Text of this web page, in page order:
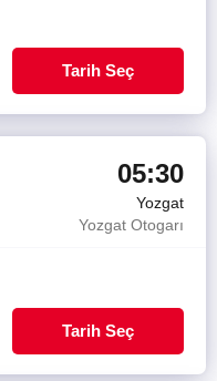
Tarih Seç
05:30
Yozgat
Yozgat Otogarı
Tarih Seç